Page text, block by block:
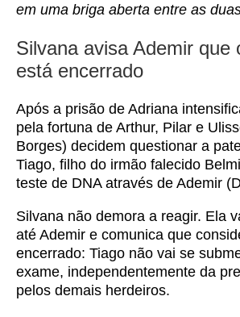
em uma briga aberta entre as
Silvana avisa Ademir que
está encerrado
Após a prisão de Adriana
pela fortuna de Arthur, Pilar e
Borges) decidem questionar a
Tiago, filho do irmão falecido
teste de DNA através de Ademir
Silvana não demora a reagir. Ela
até Ademir e comunica que
encerrado: Tiago não vai se
exame, independentemente da
pelos demais herdeiros.